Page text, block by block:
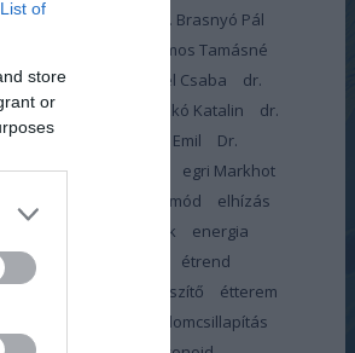
List of
store
or
Blatniczky László
Dr. Brasnyó Pál
Dr. Halmos Tamásné
Eleonóra
Dr. Lengyel Csaba
dr.
dr. Kiss Éva
Dr. Piczkó Katalin
dr.
dr. Toldy-Schedel Emil
Dr.
egri Markhot
életmód
elhízás
emésztési panaszok
energia
étrend
étrendkiegészítő
étterem
fájdalomcsillapítás